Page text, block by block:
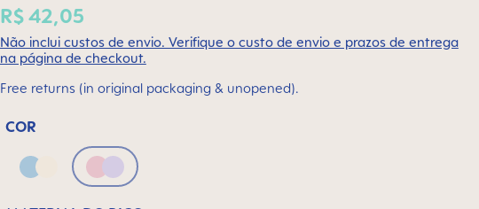
R$ 42,05
Não inclui custos de envio. Verifique o custo de envio e prazos de entrega
na página de checkout.
Free returns (in original packaging & unopened).
COR
Blue & NeutralPink & Lilac